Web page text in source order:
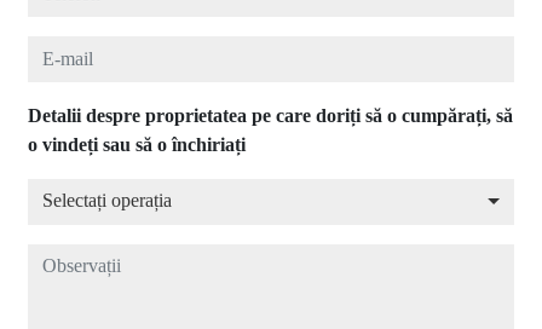
E-mail
Detalii despre proprietatea pe care doriți să o cumpărați, să
o vindeți sau să o închiriați
Selectați operația
Selectați operația
Observații